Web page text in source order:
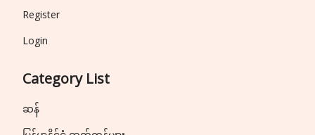
Register
Login
Category List
ဆန်